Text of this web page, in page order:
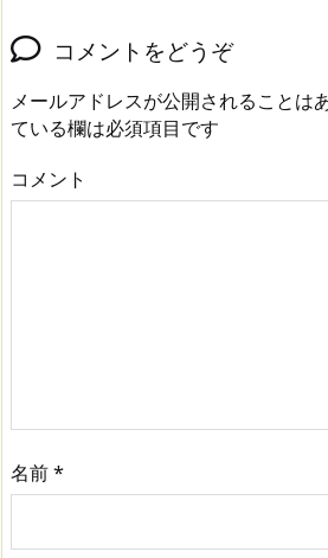
コメントをどうぞ
メールアドレスが公開されることは
ている欄は必須項目です
コメント
名前*